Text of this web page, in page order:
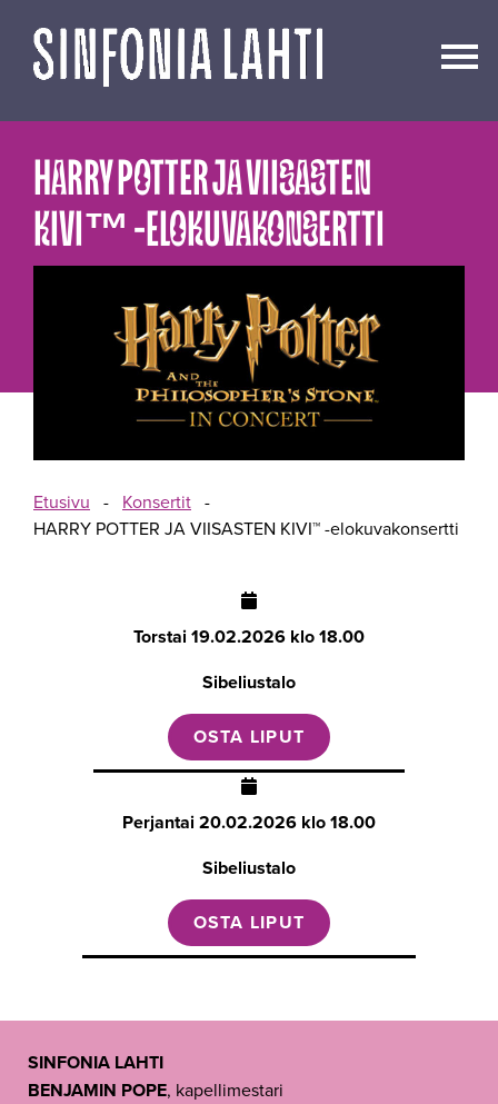
sisältöön
HARRY POTTER JA VIISASTEN
KIVI™ -ELOKUVAKONSERTTI
Etusivu - Konsertit -
HARRY POTTER JA VIISASTEN KIVI™ -elokuvakonsertti
Torstai19.02.2026 klo 18.00
Sibeliustalo
OSTA LIPUT
Perjantai20.02.2026 klo 18.00
Sibeliustalo
OSTA LIPUT
SINFONIA LAHTI
BENJAMIN POPE, kapellimestari